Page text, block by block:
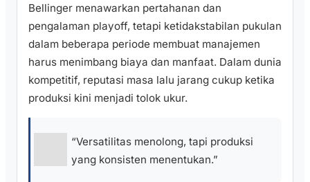
Bellinger menawarkan pertahanan dan
pengalaman playoff, tetapi ketidakstabilan pukulan
dalam beberapa periode membuat manajemen
harus menimbang biaya dan manfaat. Dalam dunia
kompetitif, reputasi masa lalu jarang cukup ketika
produksi kini menjadi tolok ukur.
“Versatilitas menolong, tapi produksi
yang konsisten menentukan.”